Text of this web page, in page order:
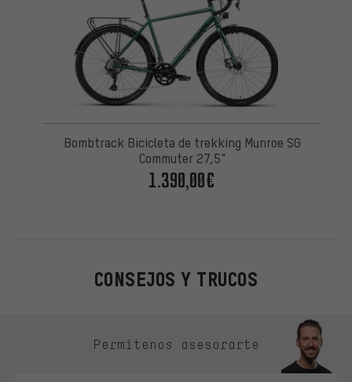
Bombtrack Bicicleta de trekking Munroe SG
Commuter 27,5"
1.390,00€
CONSEJOS Y TRUCOS
Permítenos asesorarte